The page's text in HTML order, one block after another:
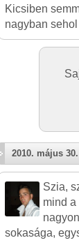
Kicsiben
nagyban
2010. május 30.
Szia,
mind
sokasága,